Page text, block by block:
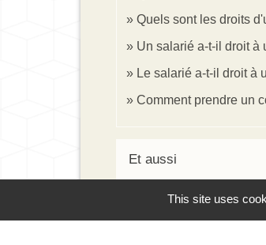
Quels sont les droits
Un salarié a-t-il droit à
Le salarié a-t-il droit à
Comment prendre un
Et aussi
Maladie ou accident
This site uses